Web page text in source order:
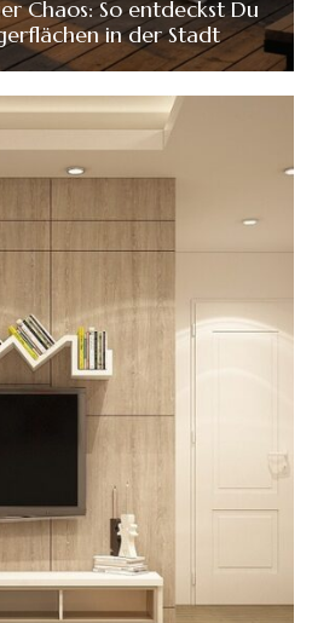
Chaos: So entdeckst Du
in der Stadt